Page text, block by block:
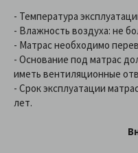
- Температура
- Влажность воздуха: не
- Матрас необходимо
- Основание под матрас
иметь вентиляционные
- Срок эксплуатации
лет.